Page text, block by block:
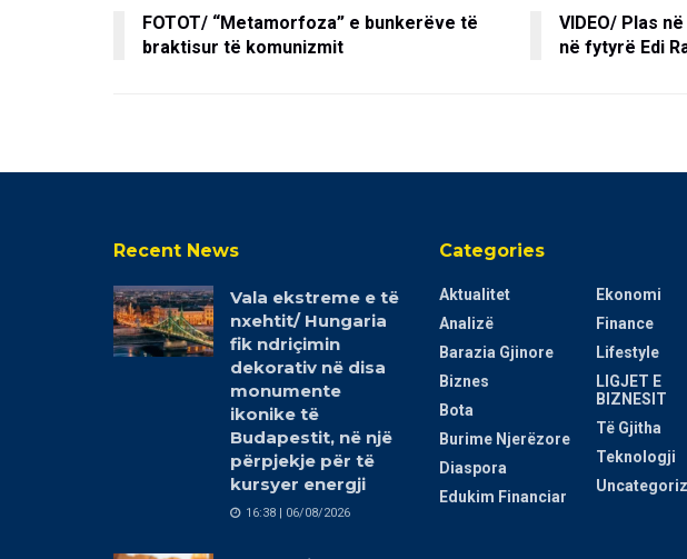
FOTOT/ “Metamorfoza” e bunkerëve të
braktisur të komunizmit
VIDEO/ Plas
në fytyrë Edi
Recent News
Vala ekstreme e të
nxehtit/ Hungaria
fik ndriçimin
dekorativ në disa
monumente
ikonike të
Budapestit, në një
përpjekje për të
kursyer energji
16:38 | 06/08/2026
Categories
Aktualitet
Analizë
Barazia Gjinore
Biznes
Bota
Burime Njerëzore
Diaspora
Edukim Financiar
Ekonomi
Finance
Lifestyle
LIGJET E
BIZNESIT
Të Gjitha
Teknologji